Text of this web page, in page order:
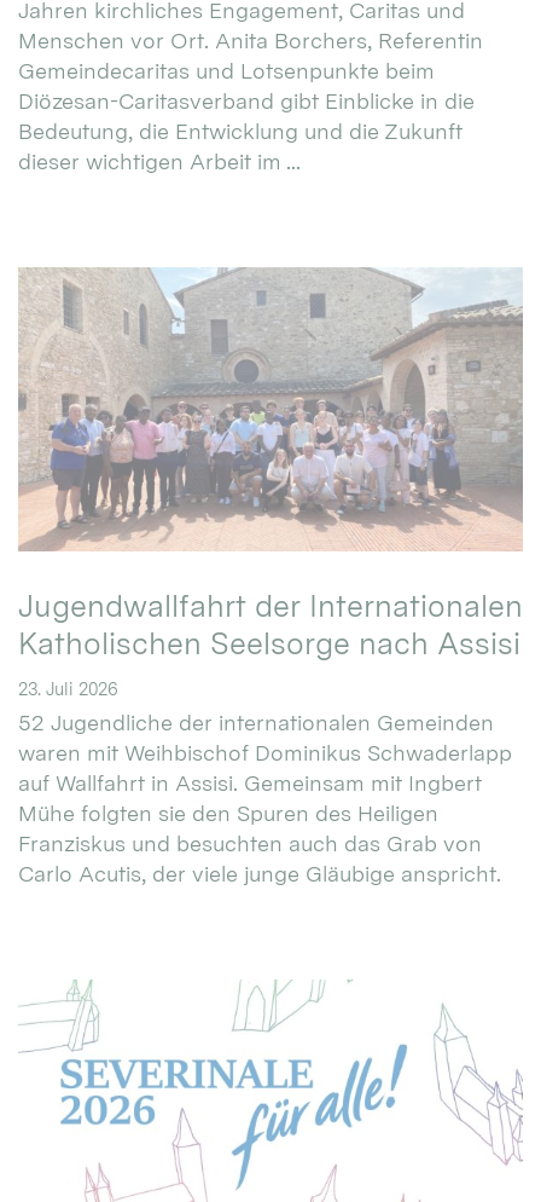
Jahren kirchliches Engagement, Caritas und
Menschen vor Ort. Anita Borchers, Referentin
Gemeindecaritas und Lotsenpunkte beim
Diözesan-Caritasverband gibt Einblicke in die
Bedeutung, die Entwicklung und die Zukunft
dieser wichtigen Arbeit im ...
Jugendwallfahrt der Internationalen
Katholischen Seelsorge nach Assisi
23. Juli 2026
52 Jugendliche der internationalen Gemeinden
waren mit Weihbischof Dominikus Schwaderlapp
auf Wallfahrt in Assisi. Gemeinsam mit Ingbert
Mühe folgten sie den Spuren des Heiligen
Franziskus und besuchten auch das Grab von
Carlo Acutis, der viele junge Gläubige anspricht.